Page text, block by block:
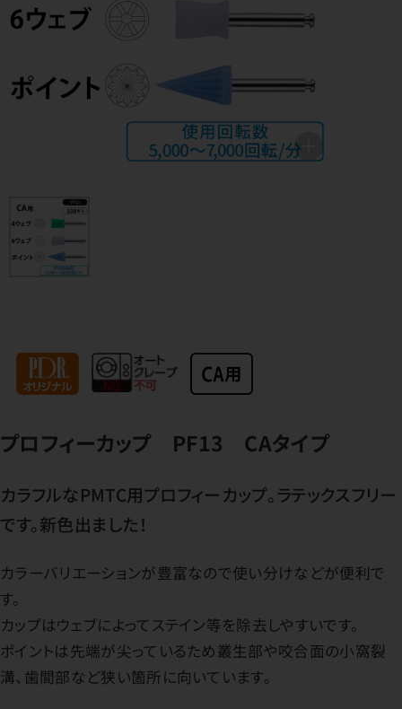
プロフィーカップ PF13 CAタイプ
カラフルなPMTC用プロフィーカップ。ラテックスフリー
です。新色出ました！
カラーバリエーションが豊富なので使い分けなどが便利で
す。
カップはウェブによってステイン等を除去しやすいです。
ポイントは先端が尖っているため叢生部や咬合面の小窩裂
溝、歯間部など狭い箇所に向いています。